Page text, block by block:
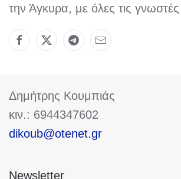
την Άγκυρα, με όλες τις
Δημήτρης Κουμπιάς
κιν.: 6944347602
dikoub@otenet.gr
Newsletter